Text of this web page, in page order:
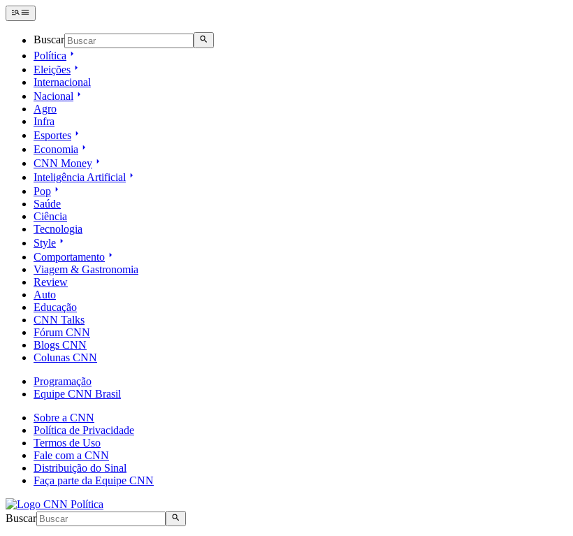
Buscar
Política
Eleições
Internacional
Nacional
Agro
Infra
Esportes
Economia
CNN Money
Inteligência Artificial
Pop
Saúde
Ciência
Tecnologia
Style
Comportamento
Viagem & Gastronomia
Review
Auto
Educação
CNN Talks
Fórum CNN
Blogs CNN
Colunas CNN
Programação
Equipe CNN Brasil
Sobre a CNN
Política de Privacidade
Termos de Uso
Fale com a CNN
Distribuição do Sinal
Faça parte da Equipe CNN
Buscar